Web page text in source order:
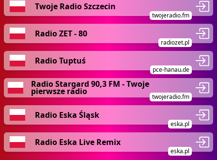
Twoje Radio Szczecin
twojeradio.fm
Radio ZET - 80
radiozet.pl
Radio Tuptuś
pce-hanau.de
Radio Stargard 90,3 FM - Twoje
pierwsze radio
twojeradio.fm
Radio Eska Śląsk
eska.pl
Radio Eska Live Remix
eska.pl